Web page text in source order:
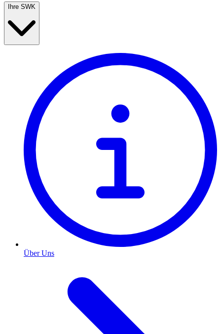
Ihre SWK
Über Uns